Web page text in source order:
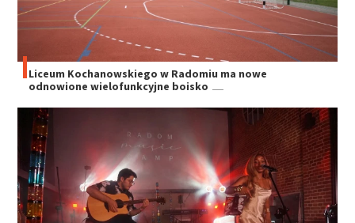
Liceum Kochanowskiego w Radomiu ma nowe
odnowione wielofunkcyjne boisko